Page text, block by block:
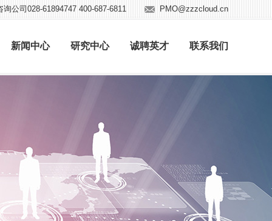
询公司028-61894747 400-687-6811 PMO@zzzcloud.cn
新闻中心 研究中心 诚聘英才 联系我们